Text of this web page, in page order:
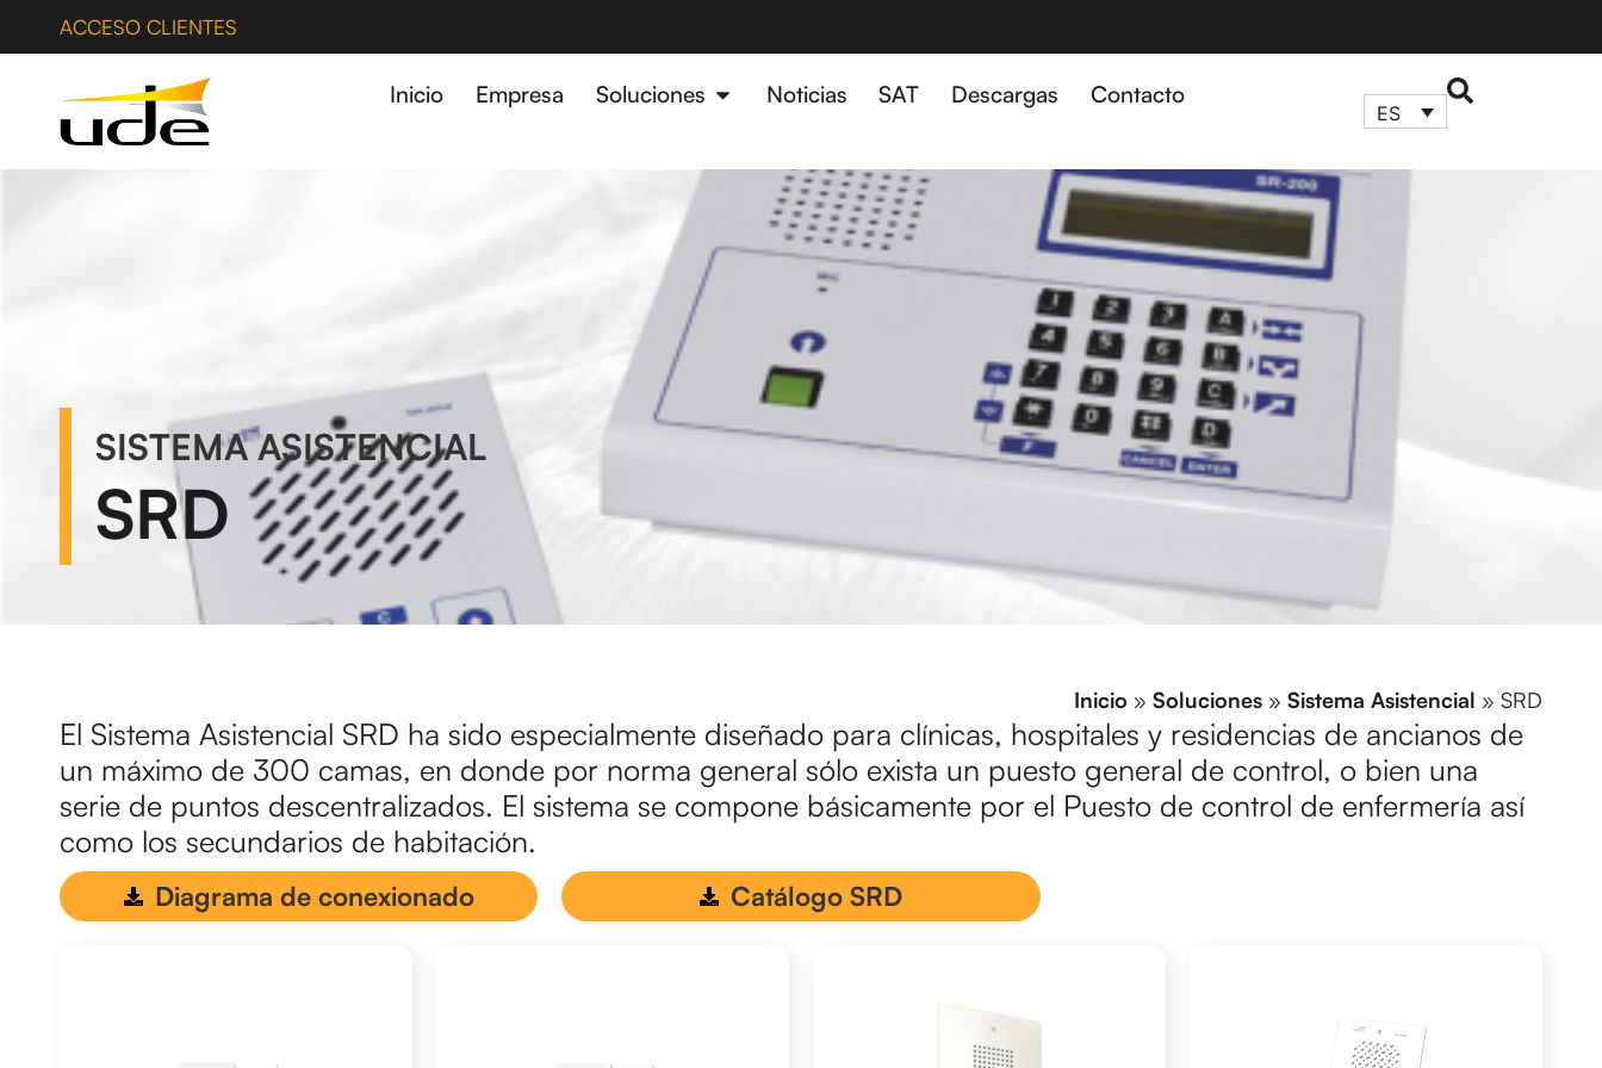
ACCESO CLIENTES
Inicio Empresa Soluciones Noticias SAT Descargas Contacto
ES
SISTEMA ASISTENCIAL
SRD
Inicio » Soluciones » Sistema Asistencial » SRD
El Sistema Asistencial SRD ha sido especialmente diseñado para clínicas, hospitales y residencias de ancianos de
un máximo de 300 camas, en donde por norma general sólo exista un puesto general de control, o bien una
serie de puntos descentralizados. El sistema se compone básicamente por el Puesto de control de enfermería así
como los secundarios de habitación.
rewewrwrewr
Diagrama de conexionado rewewrwrewr
Catálogo SRD